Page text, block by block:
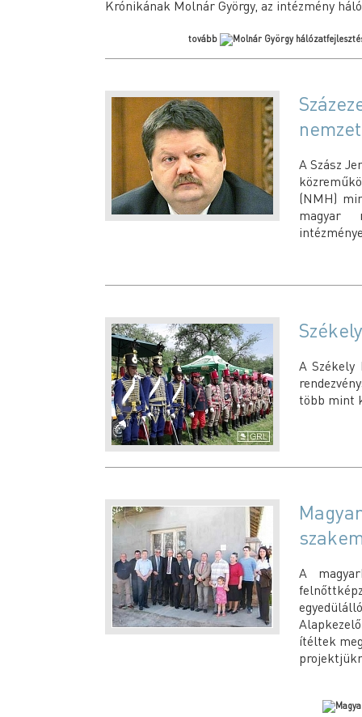
Krónikának Molnár György, az intézmény
tovább
A Szász
(NMH)
magyar
A Székely
több mint
A
ítéltek